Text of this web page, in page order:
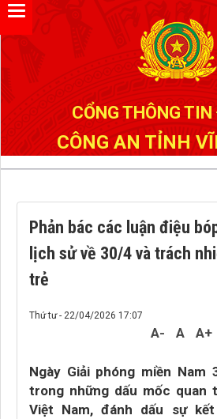
CỔNG THÔNG
CÔNG AN TỈNH
Phản bác các luận điệu
lịch sử về 30/4 và trách
trẻ
Thứ tư - 22/04/2026 17:07
A- A A+
Ngày Giải phóng miền Nam
trong những dấu mốc quan
Việt Nam, đánh dấu sự